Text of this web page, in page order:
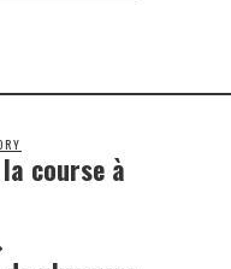
course à